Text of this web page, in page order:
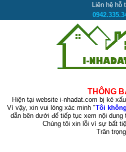
Liên hệ hỗ
THÔNG
Hiện tại website i-nhadat.com bị kẻ
Vì vậy, xin vui lòng xác minh "Tôi
dẫn bên dưới để tiếp tục xem nội dung
Chúng tôi xin lỗi vì sự bất
Trân